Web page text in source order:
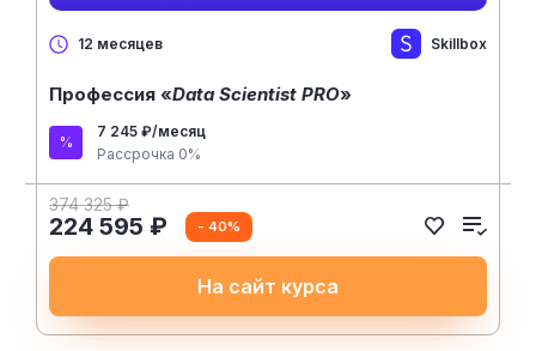
12 месяцев Skillbox
Профессия «Data Scientist PRO»
7 245 ₽/месяц
Рассрочка 0%
374 325 ₽
224 595 ₽ - 40%
На сайт курса